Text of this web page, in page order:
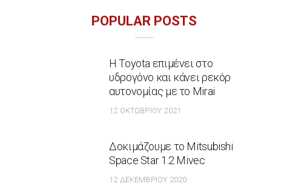
POPULAR POSTS
Η Toyota επιμένει στο
υδρογόνο και κάνει ρεκόρ
αυτονομίας με το Mirai
12 ΟΚΤΩΒΡΊΟΥ 2021
Δοκιμάζουμε το Mitsubishi
Space Star 1.2 Mivec
12 ΔΕΚΕΜΒΡΊΟΥ 2020